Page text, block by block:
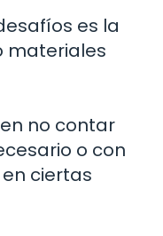
es la
materiales
no contar
o con
ciertas